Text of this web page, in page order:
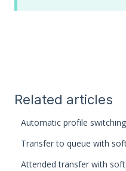
Related articles
Automatic profile
Transfer to queue with
Attended transfer with